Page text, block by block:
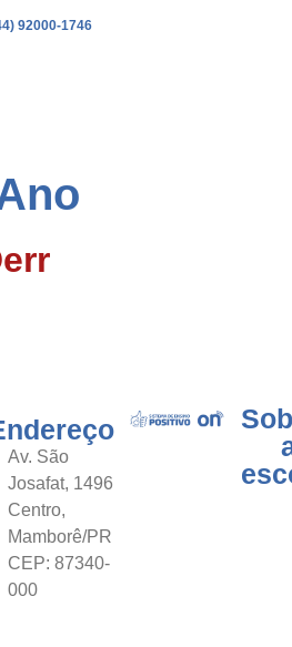
92000-1746
Av. São
Josafat, 1496
Centro,
Mamborê/PR
CEP: 87340-
000